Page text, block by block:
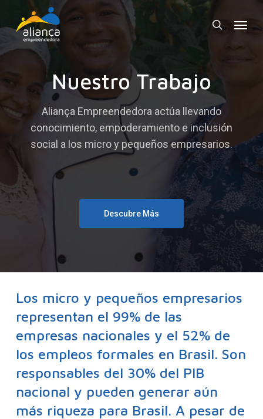
to
search
Nuestro Trabajo
Aliança Empreendedora actúa llevando
conocimiento, empoderamiento e inclusión
social a los micro y pequeños empresarios.
Descubre Más
Los micro y pequeños empresarios
representan el 99% de las
empresas nacionales y el 52% de
los empleos formales en Brasil. Son
responsables del 30% del PIB
nacional y pueden generar aún
más riqueza para Brasil. A pesar de